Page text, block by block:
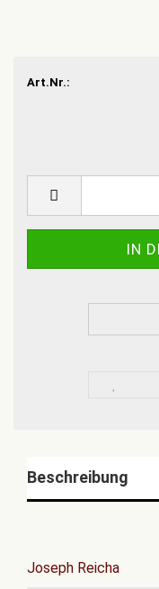
Art.Nr.:
Beschreibung
Joseph Reicha